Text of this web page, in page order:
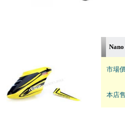
市場
本店